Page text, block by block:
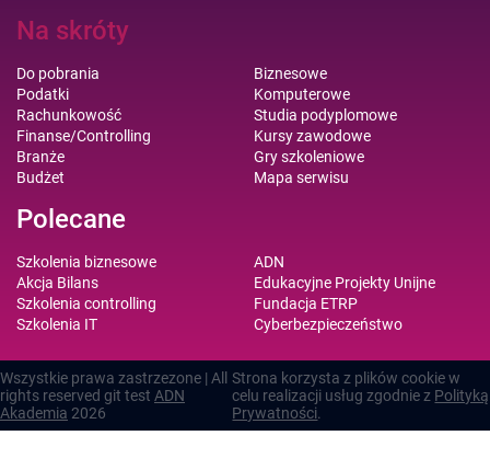
Na skróty
Do pobrania
Podatki
Rachunkowość
Finanse/Controlling
Branże
Budżet
Biznesowe
Komputerowe
Studia podyplomowe
Kursy zawodowe
Gry szkoleniowe
Mapa serwisu
Polecane
Szkolenia biznesowe
Akcja Bilans
Szkolenia controlling
Szkolenia IT
ADN
Edukacyjne Projekty Unijne
Fundacja ETRP
Cyberbezpieczeństwo
Wszystkie prawa zastrzezone | All
rights reserved git test ADN
Akademia 2026
Strona korzysta z plików cookie w
celu realizacji usług zgodnie z Polityką
Prywatności.